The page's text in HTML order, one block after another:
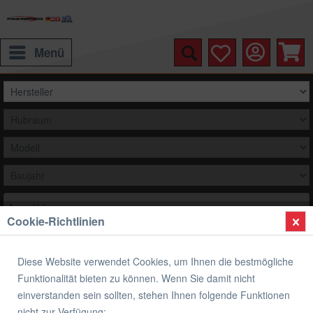
Menü
Auswählen
Handprotektoren BMW R1200GS 13-18 /
R1250GS 19-21 / S1000XR 15-19 / F800GS
Cookie-Richtlinien
Diese Website verwendet Cookies, um Ihnen die bestmögliche
Funktionalität bieten zu können. Wenn Sie damit nicht
einverstanden sein sollten, stehen Ihnen folgende Funktionen